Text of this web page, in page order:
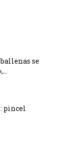
ballenas se
pincel